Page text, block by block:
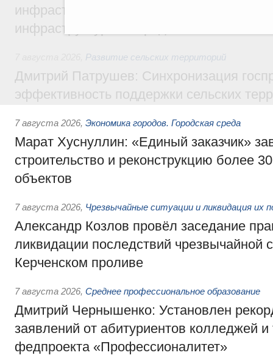
инфраструктуры построили и обновили
инфраструктурным кредитам
Развитие сельских территорий
Дмитрий Патрушев: Синхронизация
эффективность поддержки сельских
7 августа 2026, Экономика городов. Городская среда
Марат Хуснуллин: «Единый заказчик»
строительство и реконструкцию более
объектов
7 августа 2026, Чрезвычайные ситуации и ликвидация их
Александр Козлов провёл заседание
ликвидации последствий чрезвычайной
Керченском проливе
7 августа 2026, Среднее профессиональное образование
Дмитрий Чернышенко: Установлен
заявлений от абитуриентов колледжей и
федпроекта «Профессионалитет»